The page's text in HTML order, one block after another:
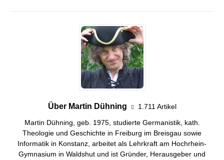
Über Martin Dühning 1.711 Artikel
Martin Dühning, geb. 1975, studierte Germanistik, kath.
Theologie und Geschichte in Freiburg im Breisgau sowie
Informatik in Konstanz, arbeitet als Lehrkraft am Hochrhein-
Gymnasium in Waldshut und ist Gründer, Herausgeber und